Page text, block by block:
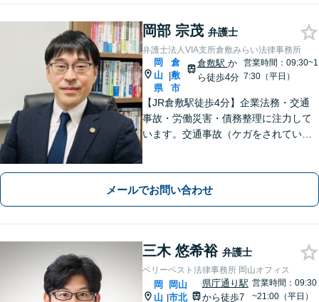
岡部 宗茂 弁護士
弁護士法人VIA支所倉敷みらい法律事務所
岡
山
県
|
倉
敷
市
倉敷駅 か
ら徒歩4分
営業時間：09:30~1
7:30（平日）
【JR倉敷駅徒歩4分】企業法務・交通
事故・労働災害・債務整理に注力して
います。交通事故（ケガをされている
無料です。
メールでお問い合わせ
三木 悠希裕 弁護士
ベリーベスト法律事務所 岡山オフィス
岡
山 |
岡山
市北
県庁通り駅
から徒歩7
営業時間：09:30
~21:00（平日）